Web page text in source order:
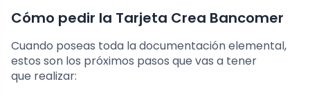
Cómo pedir la Tarjeta Crea Bancomer
Cuando poseas toda la documentación elemental,
estos son los próximos pasos que vas a tener
que realizar: